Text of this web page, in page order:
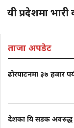
यी प्रदेशमा भारी
ताजा अपडेट
ढोरपाटनमा ३७ हजार
देशका यि सडक